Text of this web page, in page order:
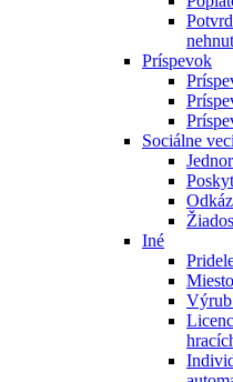
Príspevok
Sociálne veci
Iné